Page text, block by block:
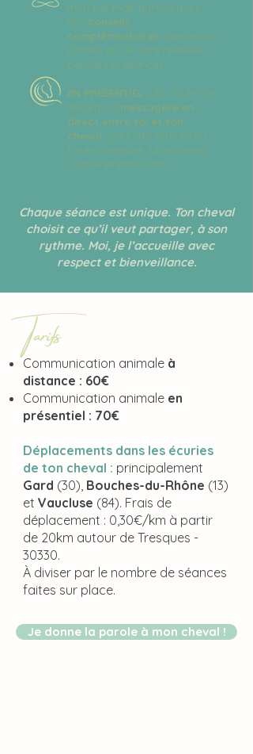
min) par mail, parfois avec
des conseils
complémentaires (pierres ou
plantes qui se sont révélées
pendant la séance).
EN PRÉSENTIEL - 30, 13, 84 : je
deviens la messagère en
direct entre toi et ton
cheval
, avec des retours au
fur et à mesure. Un moment
unique et émouvant !
Chaque séance est unique. Ton cheval
choisit ce qu’il veut partager, à son
rythme. Moi, je l’accueille avec
respect et bienveillance.
Tarifs
Communication animale à
distance : 60€
Communication animale en
présentiel : 70€
Déplacements dans les écuries
de ton cheval : principalement
Gard (30), Bouches-du-Rhône (13)
et Vaucluse (84). Frais de
déplacement : 0,30€/km à partir
de 20km autour de Tresques -
30330.
À diviser par le nombre de séances
faites sur place.
Je donne la parole à mon cheval !